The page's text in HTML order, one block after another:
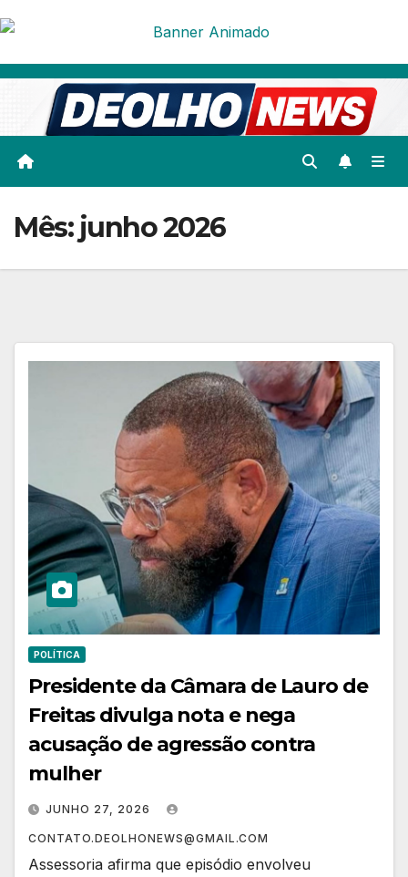
Skip
content
Mês: junho 2026
POLÍTICA
Presidente da Câmara de Lauro de
Freitas divulga nota e nega
acusação de agressão contra
mulher
JUNHO 27, 2026
CONTATO.DEOLHONEWS@GMAIL.COM
Assessoria afirma que episódio envolveu